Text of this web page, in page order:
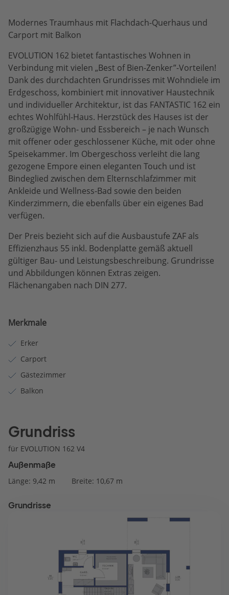
Modernes Traumhaus mit Flachdach-Querhaus und
Carport mit Balkon
EVOLUTION 162 bietet fantastisches Wohnen in
Verbindung mit vielen „Best of Bien-Zenker”-Vorteilen!
Dank des durchdachten Grundrisses mit Wohndiele im
Erdgeschoss, kombiniert mit innovativer Haustechnik
und individueller Architektur, ist das FANTASTIC 162 ein
echtes Wohlfühl-Haus. Herzstück des Hauses ist der
großzügige Wohn- und Essbereich – je nach Wunsch
mit offener oder geschlossener Küche, mit oder ohne
Speisekammer. Im Obergeschoss verleiht die lang
gezogene Empore einen eleganten Touch und ist
Bindeglied zwischen dem Elternschlafzimmer mit
Ankleide und Wellness-Bad sowie den beiden
Kinderzimmern, die ebenfalls über ein eigenes Bad
verfügen.
Der Preis bezieht sich auf die Ausbaustufe ZAF als
Effizienzhaus 55 inkl. Bodenplatte gemäß aktuell
gültiger Bau- und Leistungsbeschreibung. Grundrisse
und Abbildungen können Extras zeigen.
Flächenangaben nach DIN 277.
Merkmale
Erker
Carport
Gästezimmer
Balkon
Grundriss
für EVOLUTION 162 V4
Außenmaße
Länge: 9,42 m Breite: 10,67 m
Grundrisse